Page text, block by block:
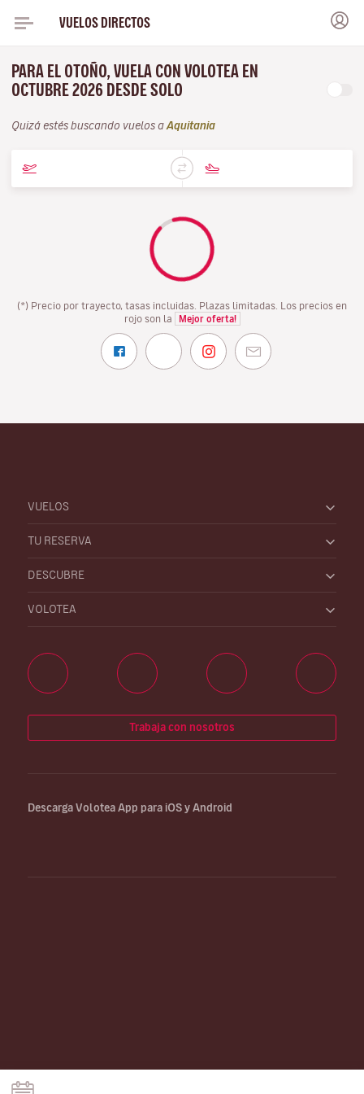
VUELOS DIRECTOS
PARA EL OTOÑO, VUELA CON VOLOTEA EN
OCTUBRE 2026 DESDE SOLO
Quizá estés buscando vuelos a Aquitania
(*) Precio por trayecto, tasas incluidas. Plazas limitadas. Los precios en
rojo son la
Mejor oferta!
VUELOS
TU RESERVA
DESCUBRE
VOLOTEA
Trabaja con nosotros
Descarga Volotea App para iOS y Android